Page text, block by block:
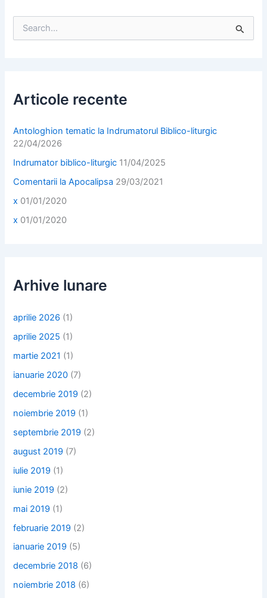
o
:
Articole recente
Antologhion tematic la Indrumatorul Biblico-liturgic
22/04/2026
Indrumator biblico-liturgic 11/04/2025
Comentarii la Apocalipsa 29/03/2021
x 01/01/2020
x 01/01/2020
Arhive lunare
aprilie 2026 (1)
aprilie 2025 (1)
martie 2021 (1)
ianuarie 2020 (7)
decembrie 2019 (2)
noiembrie 2019 (1)
septembrie 2019 (2)
august 2019 (7)
iulie 2019 (1)
iunie 2019 (2)
mai 2019 (1)
februarie 2019 (2)
ianuarie 2019 (5)
decembrie 2018 (6)
noiembrie 2018 (6)